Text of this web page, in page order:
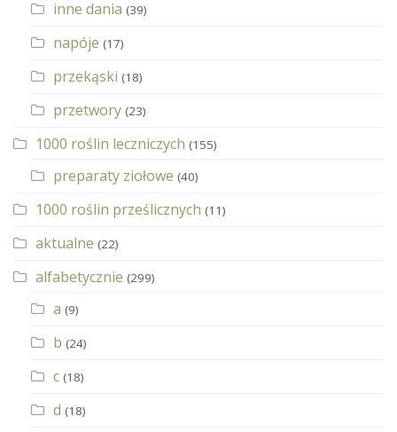
inne dania (39)
napóje (17)
przekąski (18)
przetwory (23)
1000 roślin leczniczych (155)
preparaty ziołowe (40)
1000 roślin prześlicznych (11)
aktualne (22)
alfabetycznie (299)
a (9)
b (24)
c (18)
d (18)